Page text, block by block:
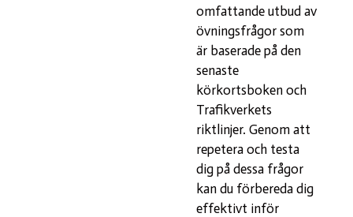
omfattande utbud av
övningsfrågor som
är baserade på den
senaste
körkortsboken och
Trafikverkets
riktlinjer. Genom att
repetera och testa
dig på dessa frågor
kan du förbereda dig
effektivt inför